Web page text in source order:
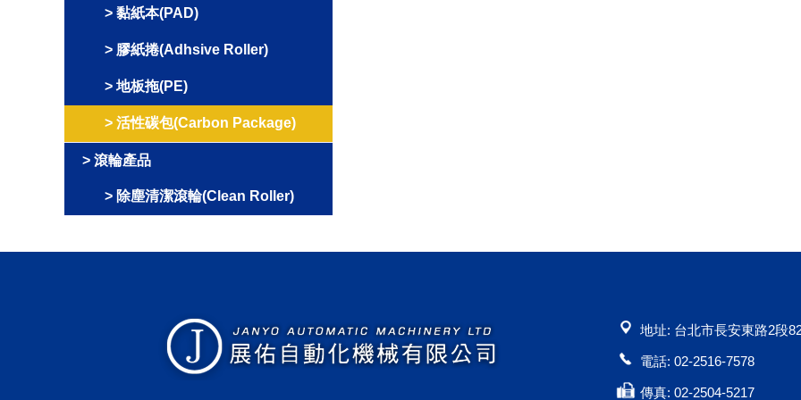
黏紙本(PAD)
膠紙捲(Adhsive Roller)
地板拖(PE)
活性碳包(Carbon Package)
滾輪產品
除塵清潔滾輪(Clean Roller)
地址: 台北市長安東路2段
電話: 02-2516-7578
傳真: 02-2504-5217